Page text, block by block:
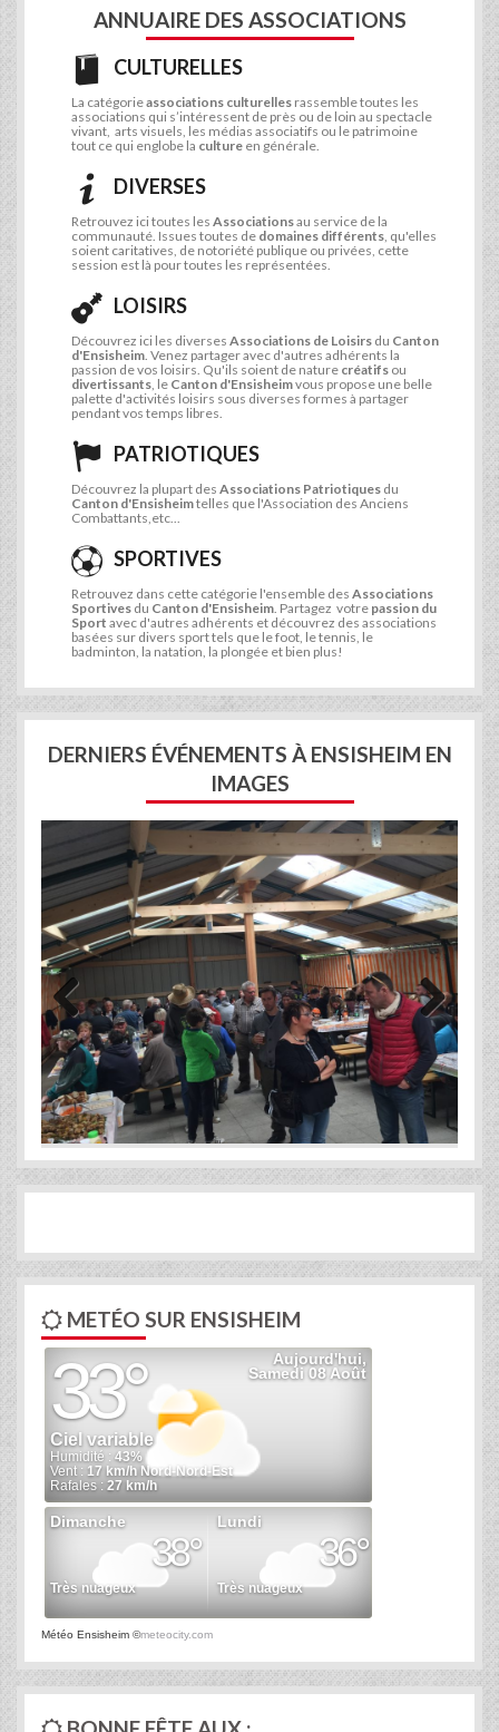
ANNUAIRE DES ASSOCIATIONS
CULTURELLES
La catégorieassociations culturelles rassemble toutes les
associations qui s’intéressent de près ou de loin au spectacle
vivant, arts visuels, les médias associatifs ou le patrimoine
tout ce qui englobe la culture en générale.
DIVERSES
Retrouvez ici toutes les Associationsau service de la
communauté. Issues toutes de domaines différents , qu'elles
soient caritatives, de notoriété publique ou privées, cette
session est là pour toutes les représentées.
LOISIRS
Découvrez ici les diverses Associations de Loisirs du Canton
d'Ensisheim . Venez partager avec d'autres adhérents la
passion de vos loisirs. Qu'ils soient de nature créatifs ou
divertissants , le Canton d'Ensisheimvous propose une belle
palette d'activités loisirs sous diverses formes à partager
pendant vos temps libres.
PATRIOTIQUES
Découvrez la plupart des Associations Patriotiques du
Canton d'Ensisheimtelles que l'Association des Anciens
Combattants,etc...
SPORTIVES
Retrouvez dans cette catégorie l'ensemble des Associations
Sportives du Canton d'Ensisheim . Partagez votre passion du
Sport avec d'autres adhérents et découvrez des associations
basées sur divers sport tels que le foot, le tennis, le
badminton, la natation, la plongée et bien plus!
DERNIERS ÉVÉNEMENTS À ENSISHEIM EN
IMAGES
Previous Next
METÉO SUR ENSISHEIM
Météo Ensisheim ©meteocity.com